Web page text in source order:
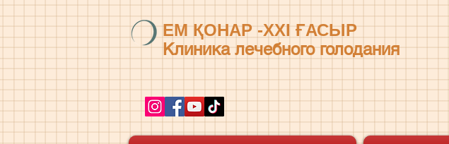
ЕМ ҚОНАР -ХХІ ҒАСЫР
Клиника лечебного голодания